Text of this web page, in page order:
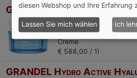
GRANDEL Hydro Active
50 ml
Creme
€ 588,00 / 1l
GRANDEL Hydro Active
diesen Webshop und Ihre Erfahrung
Lassen Sie mich wählen Ich